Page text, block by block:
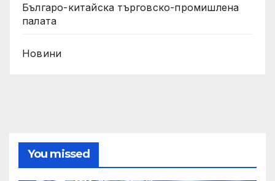
Българо-китайска търговско-промишлена
палата
Новини
You missed